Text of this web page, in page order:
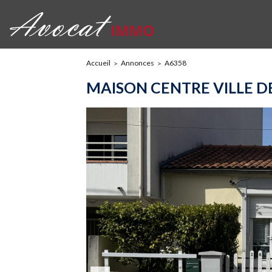
Accueil Annonces A6358
MAISON CENTRE VILLE